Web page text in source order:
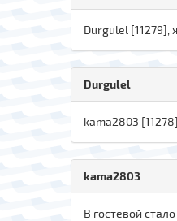
Durgulel [11279],
Durgulel
kama2803
kama2803
В гостевой